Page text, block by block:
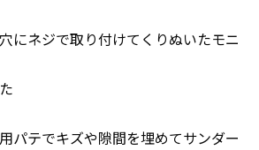
にネジで取り付けてくりぬいたモニ
パテでキズや隙間を埋めてサンダー